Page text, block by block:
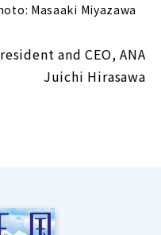
Masaaki Miyazawa
and CEO, ANA
Juichi Hirasawa